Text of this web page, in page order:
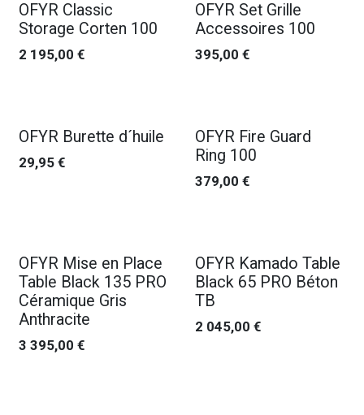
OFYR Classic
Storage Corten 100
2 195,00 €
OFYR Set Grille
Accessoires 100
395,00 €
OFYR Burette d´huile
29,95 €
OFYR Fire Guard
Ring 100
379,00 €
OFYR Mise en Place
Table Black 135 PRO
Céramique Gris
Anthracite
3 395,00 €
OFYR Kamado Table
Black 65 PRO Béton
TB
2 045,00 €